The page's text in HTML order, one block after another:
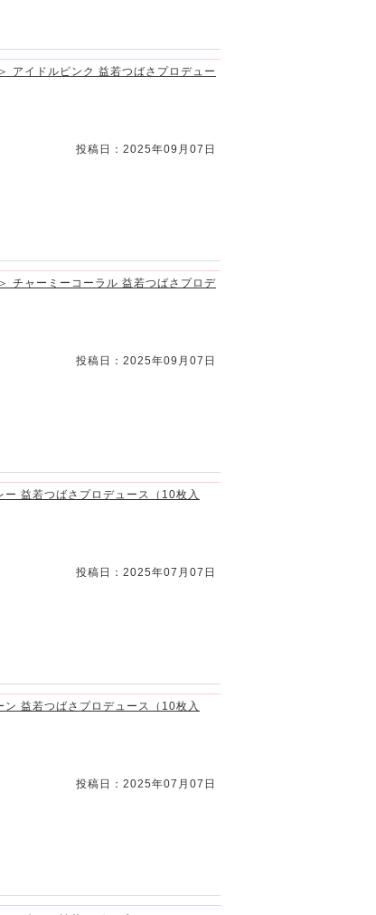
アイドルピンク 益若つばさプロデュー
投稿日：2025年09月07日
チャーミーコーラル 益若つばさプロデ
投稿日：2025年09月07日
益若つばさプロデュース（10枚入
投稿日：2025年07月07日
益若つばさプロデュース（10枚入
投稿日：2025年07月07日